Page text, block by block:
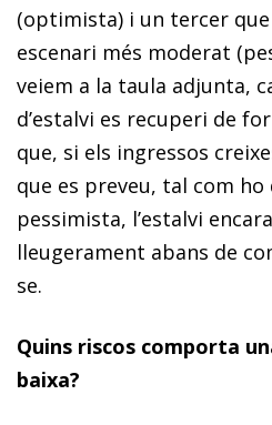
(optimista) i un tercer
escenari més moderat
veiem a la taula adjunta,
d’estalvi es recuperi de
que, si els ingressos
que es preveu, tal com ho
pessimista, l’estalvi
lleugerament abans de
se.
Quins riscos comporta
baixa?